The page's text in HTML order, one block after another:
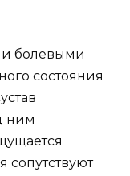
болевыми
состояния
ним
сопутствуют